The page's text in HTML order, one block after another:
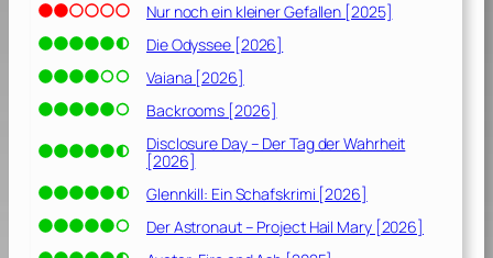
Nur noch ein kleiner Gefallen [2025]
Die Odyssee [2026]
Vaiana [2026]
Backrooms [2026]
Disclosure Day – Der Tag der Wahrheit
[2026]
Glennkill: Ein Schafskrimi [2026]
Der Astronaut – Project Hail Mary [2026]